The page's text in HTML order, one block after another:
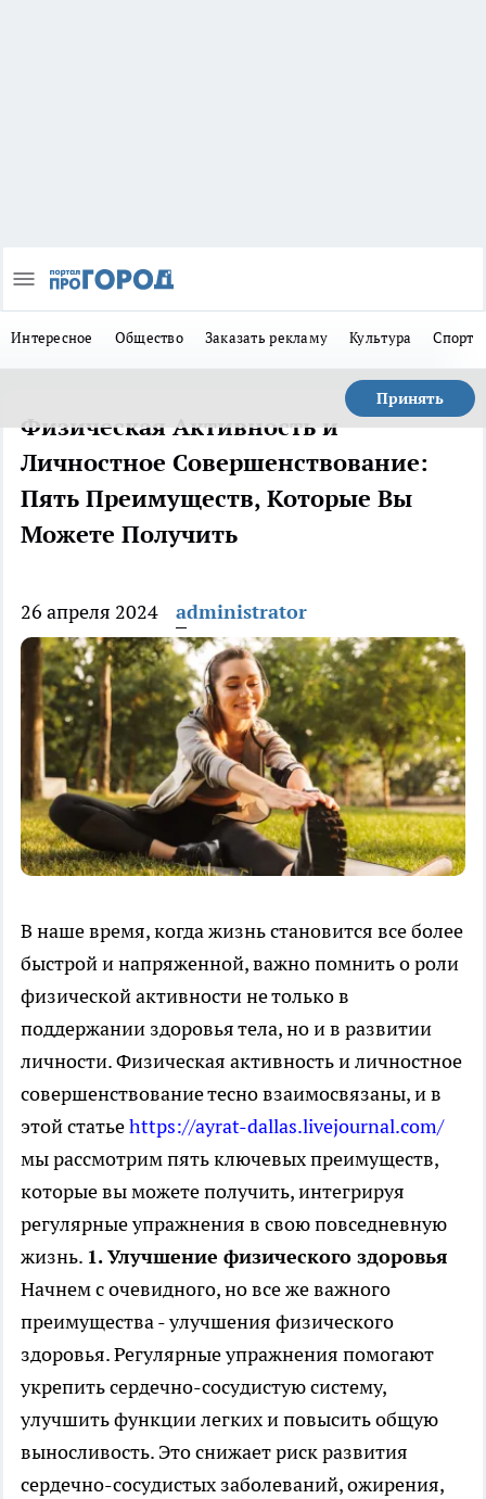
Интересное Общество Заказать рекламу Культура Спорт
Принять
Физическая Активность и
Личностное Совершенствование:
Пять Преимуществ, Которые Вы
Можете Получить
26 апреля 2024 administrator
В наше время, когда жизнь становится все более
быстрой и напряженной, важно помнить о роли
физической активности не только в
поддержании здоровья тела, но и в развитии
личности. Физическая активность и личностное
совершенствование тесно взаимосвязаны, и в
этой статьеhttps://ayrat-dallas.livejournal.com/
мы рассмотрим пять ключевых преимуществ,
которые вы можете получить, интегрируя
регулярные упражнения в свою повседневную
жизнь. 1. Улучшение физического здоровья
Начнем с очевидного, но все же важного
преимущества - улучшения физического
здоровья. Регулярные упражнения помогают
укрепить сердечно-сосудистую систему,
улучшить функции легких и повысить общую
выносливость. Это снижает риск развития
сердечно-сосудистых заболеваний, ожирения,